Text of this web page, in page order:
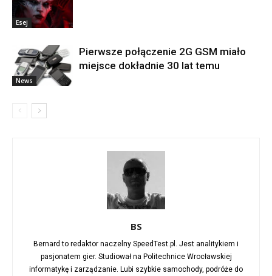
Esej
News
Pierwsze połączenie 2G GSM miało
miejsce dokładnie 30 lat temu
BS
Bernard to redaktor naczelny SpeedTest.pl. Jest analitykiem i
pasjonatem gier. Studiował na Politechnice Wrocławskiej
informatykę i zarządzanie. Lubi szybkie samochody, podróże do